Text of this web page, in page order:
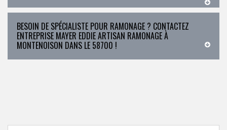
BESOIN DE SPÉCIALISTE POUR RAMONAGE ? CONTACTEZ
ENTREPRISE MAYER EDDIE ARTISAN RAMONAGE À
MONTENOISON DANS LE 58700 !